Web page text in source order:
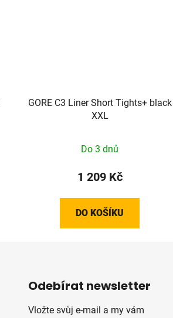
GORE C3 Liner Short Tights+ black
XXL
Do 3 dnů
1 209 Kč
DO KOŠÍKU
Odebírat newsletter
Vložte svůj e-mail a my vám